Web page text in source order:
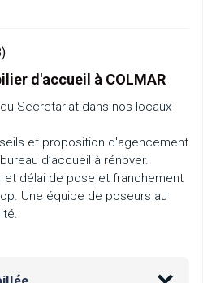
d'accueil à COLMAR
Secretariat dans nos locaux
et proposition d'agencement
d’accueil à rénover.
et délai de pose et franchement
Une équipe de poseurs au